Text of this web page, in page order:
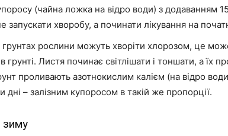
(чайна ложка на відро води) з додаванням
запускати хворобу, а починати лікування на
рослини можуть хворіти хлорозом, це
грунті. Листя починає світлішати і тоншати, а їх
проливають азотнокислим калієм (на відро
дні – залізним купоросом в такій же пропорції.
зиму